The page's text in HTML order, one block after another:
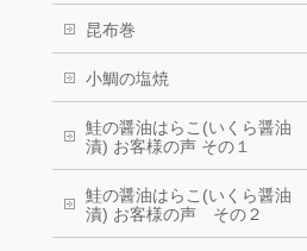
昆布巻
小鯛の塩焼
鮭の醤油はらこ(いくら醤油
漬) お客様の声 その１
鮭の醤油はらこ(いくら醤油
漬) お客様の声 その２